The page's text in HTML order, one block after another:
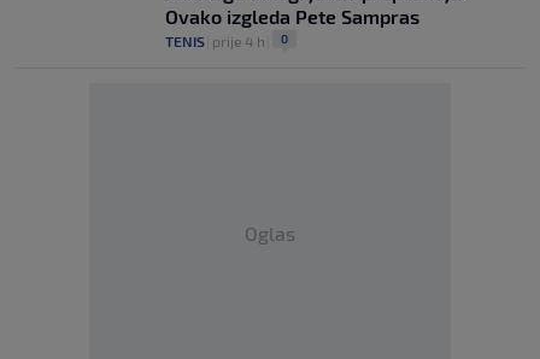
Ovako izgleda Pete Sampras
TENIS prije 4 h 0
Oglas